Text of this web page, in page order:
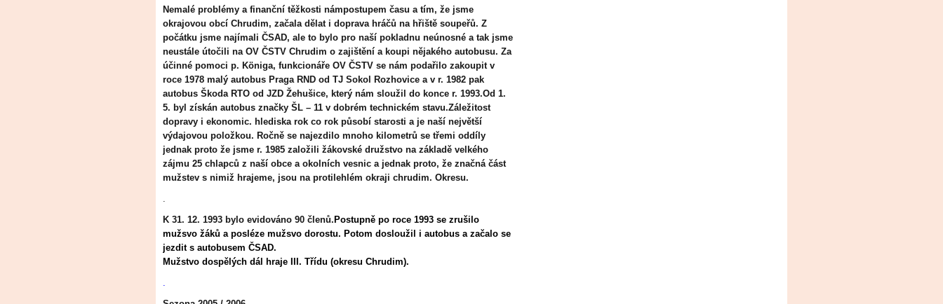
Nemalé problémy a finanční těžkosti námpostupem času a tím, že jsme
okrajovou obcí Chrudim, začala dělat i doprava hráčů na hřiště soupeřů. Z
počátku jsme najímali ČSAD, ale to bylo pro naší pokladnu neúnosné a tak jsme
neustále útočili na OV ČSTV Chrudim o zajištění a koupi nějakého autobusu. Za
účinné pomoci p. Königa, funkcionáře OV ČSTV se nám podařilo zakoupit v
roce 1978 malý autobus Praga RND od TJ Sokol Rozhovice a v r. 1982 pak
autobus Škoda RTO od JZD Žehušice, který nám sloužil do konce r. 1993.Od 1.
5. byl získán autobus značky ŠL – 11 v dobrém technickém stavu.Záležitost
dopravy i ekonomic. hlediska rok co rok působí starosti a je naší největší
výdajovou položkou. Ročně se najezdilo mnoho kilometrů se třemi oddíly
jednak proto že jsme r. 1985 založili žákovské družstvo na základě velkého
zájmu 25 chlapců z naší obce a okolních vesnic a jednak proto, že značná část
mužstev s nimiž hrajeme, jsou na protilehlém okraji chrudim. Okresu.
.
K 31. 12. 1993 bylo evidováno 90 členů. Postupně po roce 1993 se zrušilo
mužsvo žáků a posléze mužsvo dorostu. Potom dosloužil i autobus a začalo se
jezdit s autobusem ČSAD.
Mužstvo dospělých dál hraje III. Třídu (okresu Chrudim).
.